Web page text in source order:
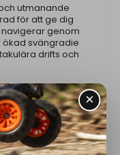
utmanande
för att ge dig
genom
ökad svängradie
drifts och
är
som tål
ger
gör att du kan